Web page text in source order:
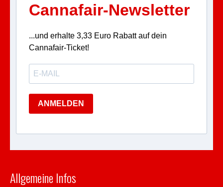
Cannafair-Newsletter
...und erhalte 3,33 Euro Rabatt auf dein
Cannafair-Ticket!
ANMELDEN
Allgemeine Infos